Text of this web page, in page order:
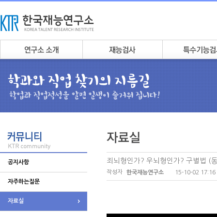
공지사항
자주하는질문
자료실
죄뇌형인가? 우뇌형인가? 구별법 (
작성자 한국재능연구소 15-10-02 17:16